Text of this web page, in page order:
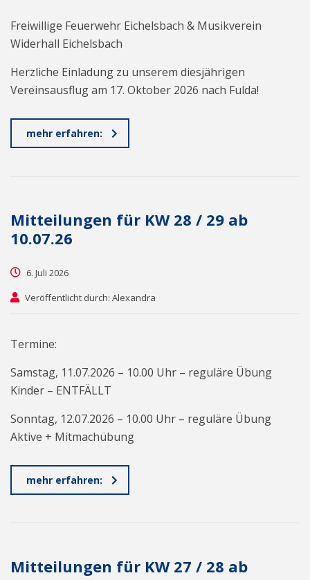
Freiwillige Feuerwehr Eichelsbach & Musikverein
Widerhall Eichelsbach
Herzliche Einladung zu unserem diesjährigen
Vereinsausflug am 17. Oktober 2026 nach Fulda!
mehr erfahren:
Mitteilungen für KW 28 / 29 ab
10.07.26
6. Juli 2026
Veröffentlicht durch: Alexandra
Termine:
Samstag, 11.07.2026 – 10.00 Uhr – reguläre Übung
Kinder – ENTFÄLLT
Sonntag, 12.07.2026 – 10.00 Uhr – reguläre Übung
Aktive + Mitmachübung
mehr erfahren:
Mitteilungen für KW 27 / 28 ab